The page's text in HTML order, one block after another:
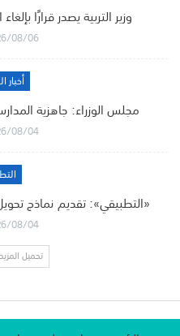
وزير التربية يصدر قرارًا
08/06
مجلس الوزراء: جاهزية
08/04
«التطبيقي»: تقديم نماذج
08/04
تحميل